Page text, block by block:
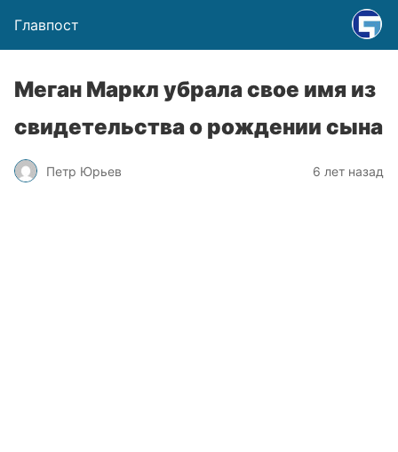
Главпост
Меган Маркл убрала свое имя из
свидетельства о рождении сына
Петр Юрьев 6 лет назад